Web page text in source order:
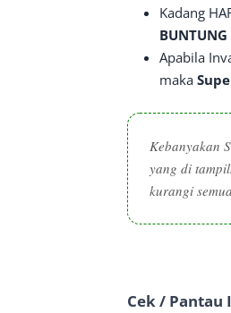
Kadang
BUNTUNG
Apabila
maka
Kebanyakan
yang di
kurangi
Cek /